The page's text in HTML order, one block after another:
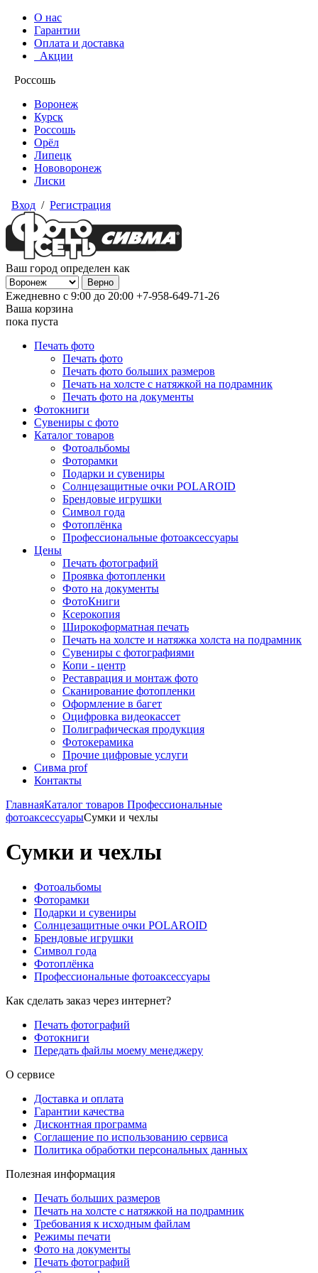
О нас
Гарантии
Оплата и доставка
Акции
Россошь
Воронеж
Курск
Россошь
Орёл
Липецк
Нововоронеж
Лиски
Вход / Регистрация
Ваш город определен как
Ежедневно с 9:00 до 20:00 +7-958-649-71-26
Ваша корзина
пока пуста
Печать фото
Печать фото
Печать фото больших размеров
Печать на холсте с натяжкой на подрамник
Печать фото на документы
Фотокниги
Сувениры с фото
Каталог товаров
Фотоальбомы
Фоторамки
Подарки и сувениры
Солнцезащитные очки POLAROID
Брендовые игрушки
Символ года
Фотоплёнка
Профессиональные фотоаксессуары
Цены
Печать фотографий
Проявка фотопленки
Фото на документы
ФотоКниги
Ксерокопия
Широкоформатная печать
Печать на холсте и натяжка холста на подрамник
Сувениры с фотографиями
Копи - центр
Реставрация и монтаж фото
Сканирование фотопленки
Оформление в багет
Оцифровка видеокассет
Полиграфическая продукция
Фотокерамика
Прочие цифровые услуги
Сивма prof
Контакты
ГлавнаяКаталог товаров Профессиональные
фотоаксессуарыСумки и чехлы
Сумки и чехлы
Фотоальбомы
Фоторамки
Подарки и сувениры
Солнцезащитные очки POLAROID
Брендовые игрушки
Символ года
Фотоплёнка
Профессиональные фотоаксессуары
Как сделать заказ через интернет?
Печать фотографий
Фотокниги
Передать файлы моему менеджеру
О сервисе
Доставка и оплата
Гарантии качества
Дисконтная программа
Соглашение по использованию сервиса
Политика обработки персональных данных
Полезная информация
Печать больших размеров
Печать на холсте c натяжкой на подрамник
Требования к исходным файлам
Режимы печати
Фото на документы
Печать фотографий